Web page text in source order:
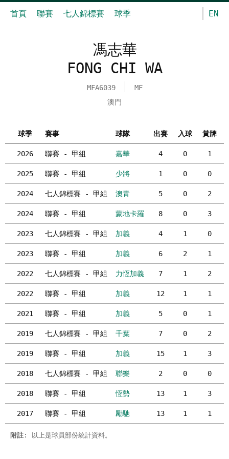
首頁 聯賽 七人錦標賽 球季 EN
馮志華
FONG CHI WA
MFA6039
MF
澳門
球季 賽事 球隊 出賽 入球 黃牌
2026 聯賽 - 甲組 嘉華 4 0 1
2025 聯賽 - 甲組 少將 1 0 0
2024 七人錦標賽 - 甲組 澳青 5 0 2
2024 聯賽 - 甲組 蒙地卡羅 8 0 3
2023 七人錦標賽 - 甲組 加義 4 1 0
2023 聯賽 - 甲組 加義 6 2 1
2022 七人錦標賽 - 甲組 力恆加義 7 1 2
2022 聯賽 - 甲組 加義 12 1 1
2021 聯賽 - 甲組 加義 5 0 1
2019 七人錦標賽 - 甲組 千葉 7 0 2
2019 聯賽 - 甲組 加義 15 1 3
2018 七人錦標賽 - 甲組 聯樂 2 0 0
2018 聯賽 - 甲組 恆勢 13 1 3
2017 聯賽 - 甲組 勵馳 13 1 1
附註 : 以上是球員部份統計資料。